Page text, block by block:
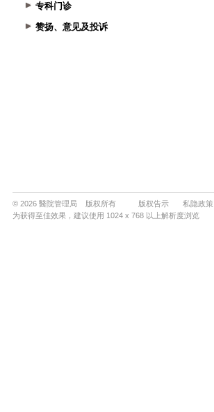
专科门诊
赞扬、意见及投诉
© 2026 醫院管理局 版权所有 版权告示 私隐政策
为获得至佳效果，建议使用 1024 x 768 以上解析度浏览